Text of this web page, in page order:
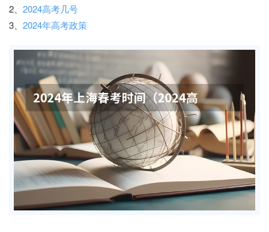
2、 2024高考几号
3、 2024年高考政策